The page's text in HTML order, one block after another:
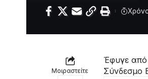
Μοιραστείτε
Έφυγε από
Σύνδεσμο